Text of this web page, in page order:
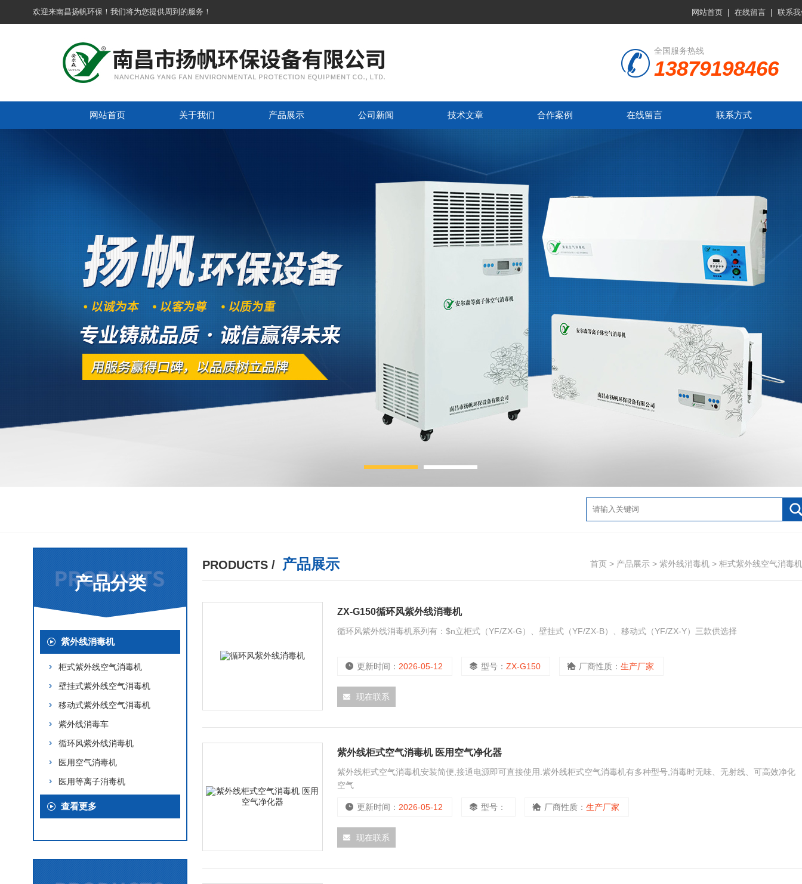
欢迎来南昌扬帆环保！我们将为您提供周到的服务！ 网站首页 | 在线留言 | 联系
全国服务热线
13879198466
网站首页 关于我们 产品展示 公司新闻 技术文章 合作案例 在线留言 联系方式
产品分类
紫外线消毒机
柜式紫外线空气消毒机
壁挂式紫外线空气消毒机
移动式紫外线空气消毒机
紫外线消毒车
循环风紫外线消毒机
医用空气消毒机
医用等离子消毒机
查看更多
PRODUCTS / 产品展示 首页 > 产品展示 > 紫外线消毒机 > 柜式紫外线空气消毒机
ZX-G150循环风紫外线消毒机
循环风紫外线消毒机系列有：$n立柜式（YF/ZX-G）、壁挂式（YF/ZX-B）、移动式（YF/ZX-Y）三款供选择
更新时间： 2026-05-12 型号： ZX-G150 厂商性质： 生产厂家
现在联系
紫外线柜式空气消毒机 医用空气净化器
紫外线柜式空气消毒机安装简便,接通电源即可直接使用.紫外线柜式空气消毒机有多种型号,消毒时无味、无射线、可高效净化
空气
更新时间： 2026-05-12 型号： 厂商性质： 生产厂家
现在联系